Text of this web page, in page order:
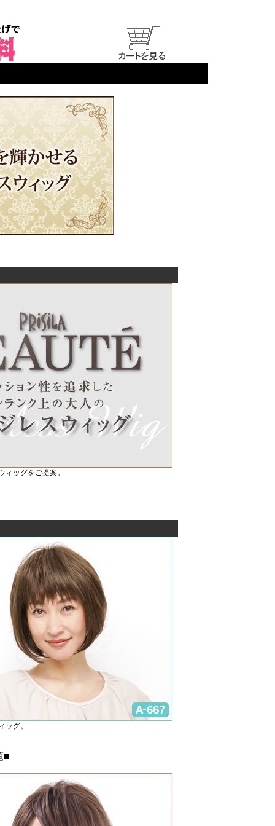
ッグをご提案。
グ。
■